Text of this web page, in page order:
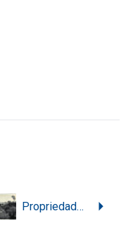
Propriedade rural em Santa Catarina